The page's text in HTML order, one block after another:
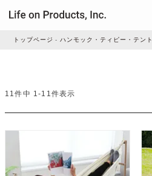
家事・生活雑貨
ルームフレグランス
トップページ ハンモック・ティピー・テント
11件中 1-11件表示